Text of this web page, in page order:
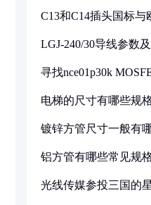
C13和C14插头国标与
LGJ-240/30导线参数
寻找nce01p30k
电梯的尺寸有哪些规
镀锌方管尺寸一般有
铝方管有哪些常见规
光线传媒参投三国的